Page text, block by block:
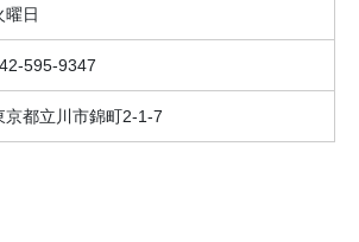
曜日
595-9347
京都立川市錦町2-1-7